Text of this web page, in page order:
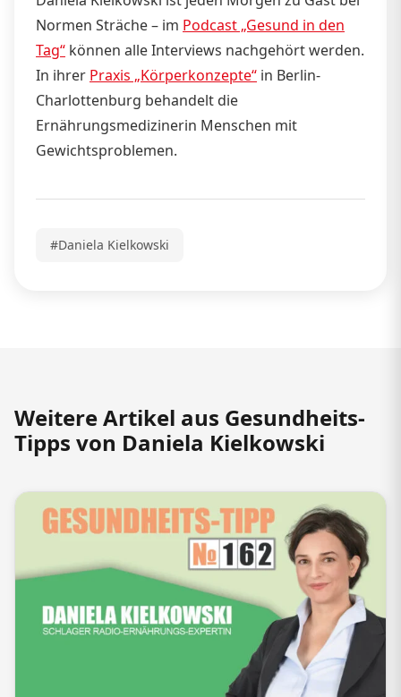
Normen Sträche – im Podcast „Gesund in den
Tag“ können alle Interviews nachgehört werden.
In ihrer Praxis „Körperkonzepte“ in Berlin-
Charlottenburg behandelt die
Ernährungsmedizinerin Menschen mit
Gewichtsproblemen.
#Daniela Kielkowski
Weitere Artikel aus Gesundheits-
Tipps von Daniela Kielkowski